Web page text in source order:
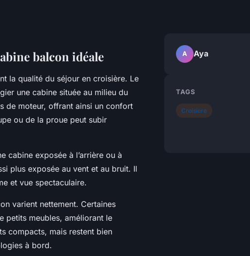
balcon idéale
la qualité du séjour en croisière. Le
une cabine située au milieu du
de moteur, offrant ainsi un confort
ou de la proue peut subir
cabine exposée à l’arrière ou à
plus exposée au vent et au bruit. Il
et vue spectaculaire.
varient nettement. Certaines
petits meubles, améliorant le
compacts, mais restent bien
à bord.
A Aya
TAGS
Croisiere